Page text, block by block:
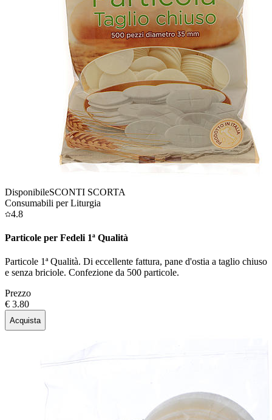
DisponibileSCONTI SCORTA
Consumabili per Liturgia
4.8
Particole per Fedeli 1ª Qualità
Particole 1ª Qualità. Di eccellente fattura, pane d'ostia a taglio chiuso
e senza briciole. Confezione da 500 particole.
Prezzo
€ 3.80
Acquista